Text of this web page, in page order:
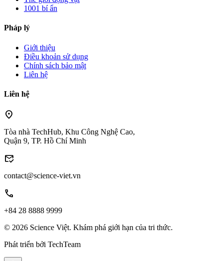
1001 bí ẩn
Pháp lý
Giới thiệu
Điều khoản sử dụng
Chính sách bảo mật
Liên hệ
Liên hệ
location_on
Tòa nhà TechHub, Khu Công Nghệ Cao,
Quận 9, TP. Hồ Chí Minh
mark_email_read
contact@science-viet.vn
call
+84 28 8888 9999
© 2026 Science Việt. Khám phá giới hạn của tri thức.
Phát triển bởi TechTeam